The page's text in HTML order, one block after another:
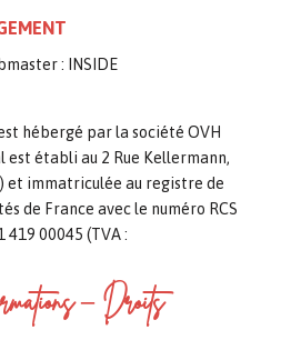
: INSIDE
hébergé par la société OVH
est établi au 2 Rue Kellermann,
et immatriculée au registre de
de France avec le numéro RCS
00045 (TVA :
– Droits